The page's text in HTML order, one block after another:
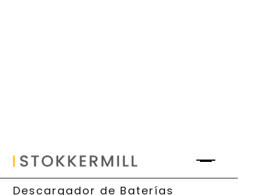
Descargador de Baterías